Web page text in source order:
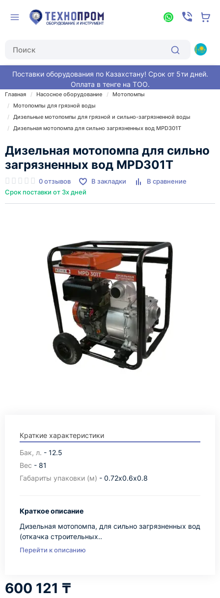
Поставки оборудования по Казахстану! Срок от 5ти дней.
Оплата в тенге на ТОО.
Главная Насосное оборудование
Мотопомпы
Мотопомпы для грязной воды
Дизельные мотопомпы для грязной и сильно-загрязненной воды
Дизельная мотопомпа для сильно загрязненных вод MPD301T
Дизельная мотопомпа для сильно
загрязненных вод MPD301T
0 отзывов В закладки
В сравнение
Срок поставки от 3х дней
Краткие характеристики
Бак, л. - 12.5
Вес - 81
Габариты упаковки (м) - 0.72х0.6х0.8
Краткое описание
Дизельная мотопомпа, для сильно загрязненных вод
(откачка строительных..
Перейти к описанию
600 121 ₸